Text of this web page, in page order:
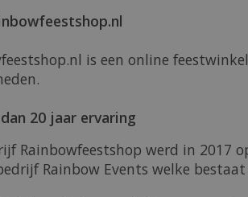
is een online
20 jaar ervaring
Rainbowfeestshop werd in 2017
Rainbow Events welke bestaat